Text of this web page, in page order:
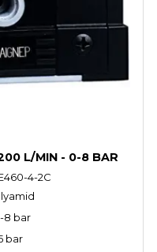
L/MIN - 0-8 BAR
4-2C
8 bar
bar